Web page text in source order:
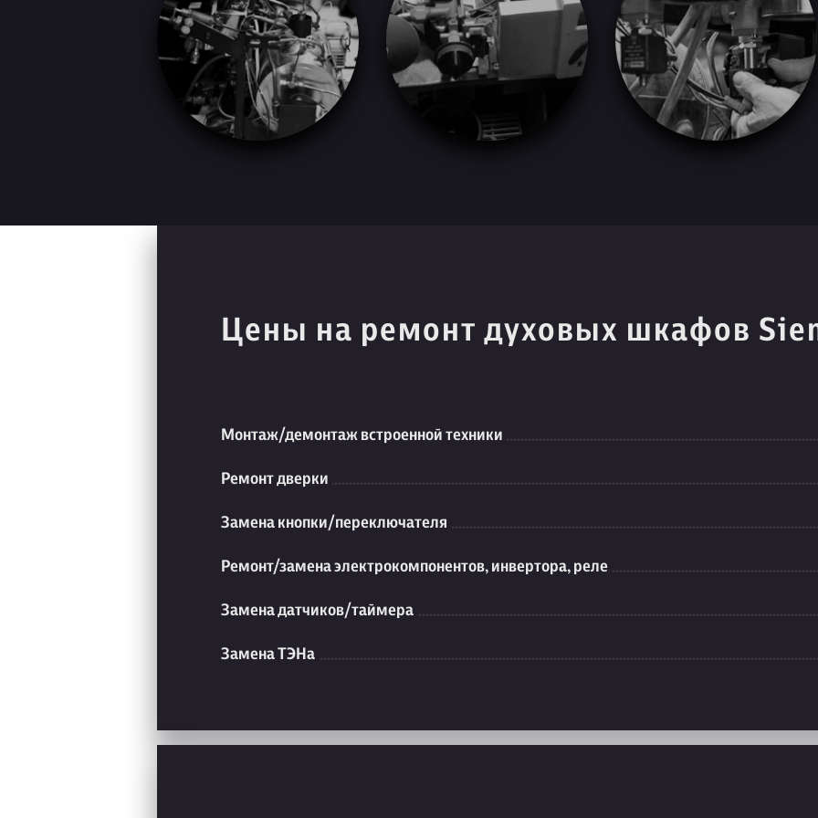
Цены на ремонт духовых шкафов
Монтаж/демонтаж встроенной техники
Ремонт дверки
Замена кнопки/переключателя
Ремонт/замена электрокомпонентов, инвертора, реле
Замена датчиков/таймера
Замена ТЭНа